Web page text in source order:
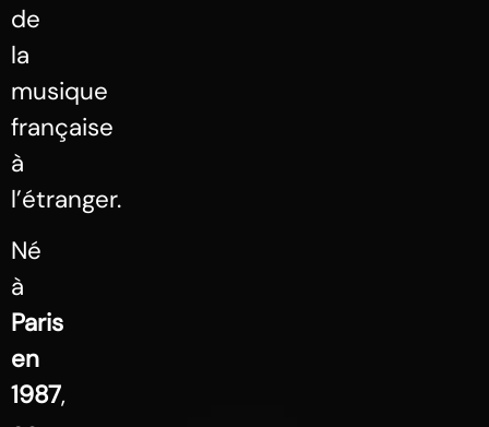
de
la
musique
française
à
l’étranger.
Né
à
Paris
en
1987,